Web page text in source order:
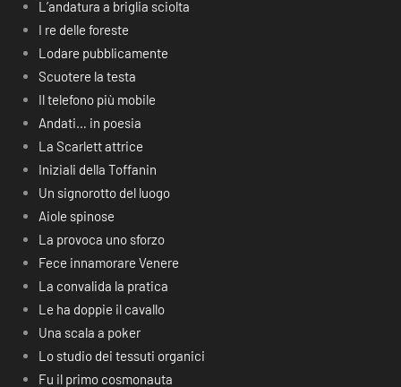
L’andatura a briglia sciolta
I re delle foreste
Lodare pubblicamente
Scuotere la testa
Il telefono più mobile
Andati… in poesia
La Scarlett attrice
Iniziali della Toffanin
Un signorotto del luogo
Aiole spinose
La provoca uno sforzo
Fece innamorare Venere
La convalida la pratica
Le ha doppie il cavallo
Una scala a poker
Lo studio dei tessuti organici
Fu il primo cosmonauta